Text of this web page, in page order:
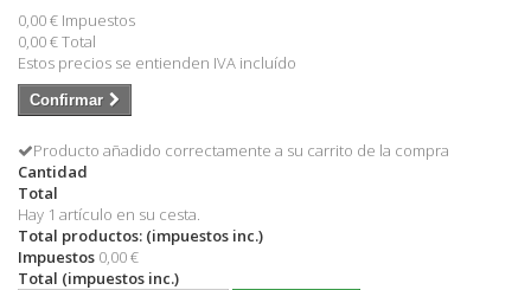
0,00 € Impuestos
0,00 €Total
Estos precios se entienden IVA incluído
Confirmar
Producto añadido correctamente a su carrito de la compra
Cantidad
Total
Hay 1 artículo en su cesta.
Total productos: (impuestos inc.)
Impuestos 0,00 €
Total (impuestos inc.)